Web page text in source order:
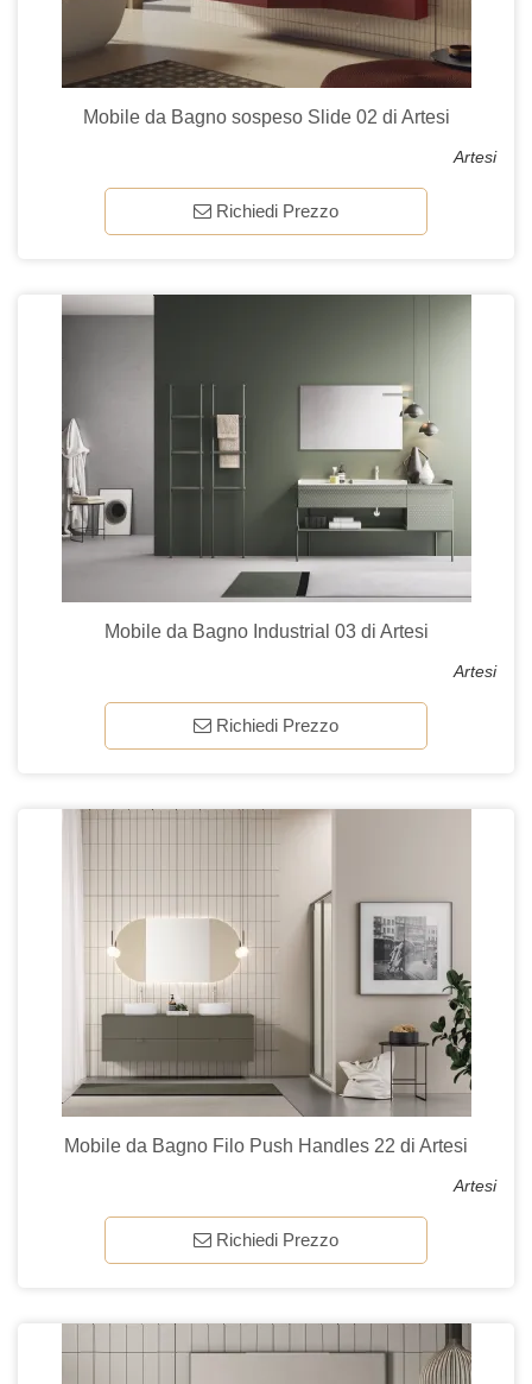
Mobile da Bagno sospeso Slide 02 di Artesi
Artesi
Richiedi Prezzo
Mobile da Bagno Industrial 03 di Artesi
Artesi
Richiedi Prezzo
Mobile da Bagno Filo Push Handles 22 di Artesi
Artesi
Richiedi Prezzo